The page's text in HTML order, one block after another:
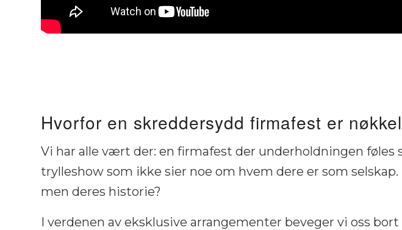
Hvorfor en skreddersydd firmafest er
Vi har alle vært der: en firmafest der underholdningen
trylleshow som ikke sier noe om hvem dere er som
men deres historie?
I verdenen av eksklusive arrangementer beveger vi oss